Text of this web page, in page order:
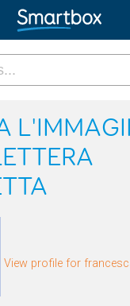
Online Grids
Log in
English
View profile for